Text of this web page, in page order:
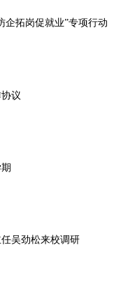
企拓岗促就业”专项行动
议
吴劲松来校调研